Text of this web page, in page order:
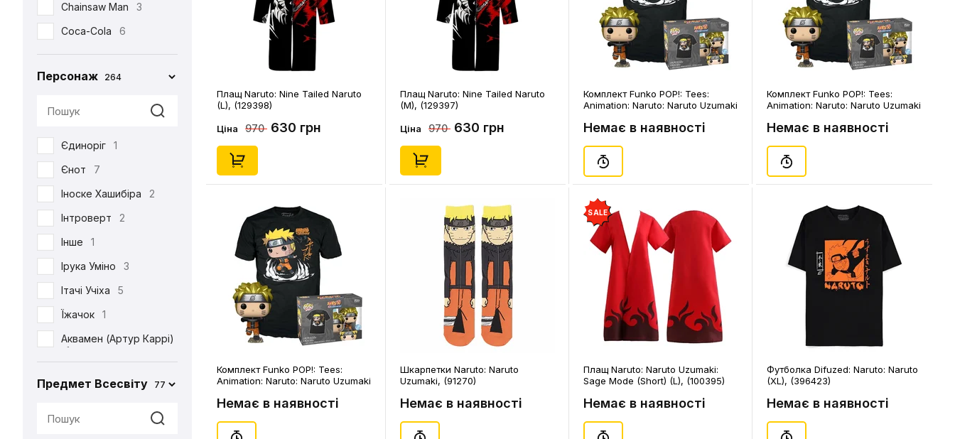
Chainsaw Man
3
Coca-Cola
6
Corpse Bride
1
Cuphead
2
4
Death Note
Demon Slayer
Dexter's Laboratory
Diablo
6
Disney
Elder Scrolls
4
Evangelion
2
Family Guy
Ferrero
2
Friends
Game of Thrones
2
Персонаж 264
Єдиноріг
1
Єнот
7
Іноске Хашибіра
2
Інтроверт
2
Інше
1
Ірука Уміно
3
Ітачі Учіха
5
Їжачок
1
Аквамен (Артур Каррі)
1
Аня Форджер (Об'єкт
Предмет Всесвіту 77
Плащ Naruto: Nine Tailed Naruto
(L), (129398)
Ціна 970 630 грн
Плащ Naruto: Nine Tailed Naruto
(M), (129397)
Ціна 970 630 грн
Комплект Funko POP!: Tees:
Animation: Naruto: Naruto Uzumaki
Немає в наявності
Комплект Funko POP!: Tees:
Animation: Naruto: Naruto Uzumaki
Немає в наявності
Комплект Funko POP!: Tees:
Animation: Naruto: Naruto Uzumaki
Немає в наявності
Шкарпетки Naruto: Naruto
Uzumaki, (91270)
Немає в наявності
SALE
Плащ Naruto: Naruto Uzumaki:
Sage Mode (Short) (L), (100395)
Немає в наявності
Футболка Difuzed: Naruto: Naruto
(XL), (396423)
Немає в наявності